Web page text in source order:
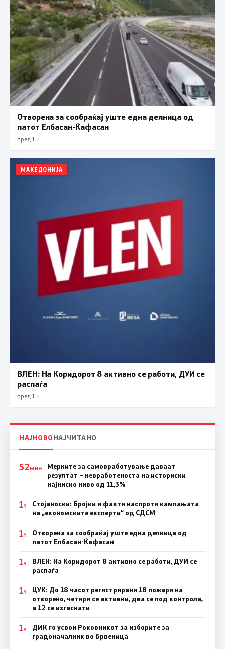
Отворена за сообраќај уште една делница од
патот Елбасан-Ќафасан
пред 1 ч.
МАКЕДОНИЈА
ВЛЕН: На Коридорот 8 активно се работи, ДУИ се
распаѓа
пред 1 ч.
НАЈНОВОНАЈЧИТАНО
52МИН
Мерките за самовработување даваат
резултат – невработеноста на историски
најниско ниво од 11,3%
1Ч
Стојаноски: Бројки и факти наспроти кампањата
на „економските експерти“ од СДСM
1Ч
Отворена за сообраќај уште една делница од
патот Елбасан-Ќафасан
1Ч
ВЛЕН: На Коридорот 8 активно се работи, ДУИ се
распаѓа
1Ч
ЦУК: До 18 часот регистрирани 18 пожари на
отворено, четири се активни, два се под контрола,
а 12 се изгаснати
1Ч
ДИК го усвои Роковникот за изборите за
градоначалник во Брвеница